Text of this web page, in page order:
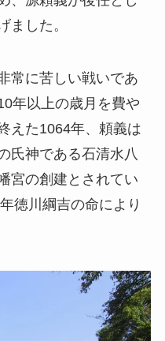
ました。
常に苦しい戦いであ
年以上の歳月を費や
えた1064年、頼義は
氏神である石清水八
宮の創建とされてい
徳川綱吉の命により